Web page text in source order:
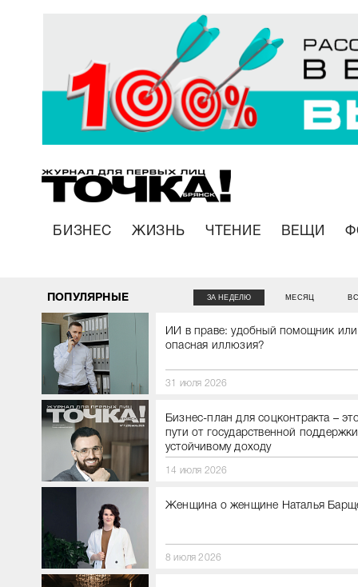
БИЗНЕС ЖИЗНЬ ЧТЕНИЕ ВЕЩИ
ПОПУЛЯРНЫЕ ЗА НЕДЕЛЮ МЕСЯЦ
ИИ в праве: удобный помощник или
опасная иллюзия?
31 июля 2026
Бизнес-план для соцконтракта –
пути от государственной
устойчивому доходу
14 июля 2026
Женщина о женщине Наталья
8 июля 2026